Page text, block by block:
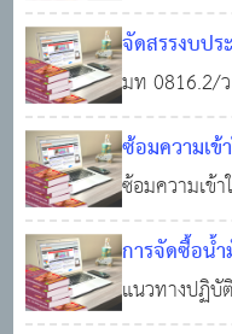
จัดสรรงบป
กันยายน ๒
มท 0816.2/
พ.ศ. ๒๕๖๑ ง
ท้องถิ่น
ซ้อมความเ
6,631
ซ้อมความเข้
การจัดซื้อน้
0
แนวทางปฏิบั